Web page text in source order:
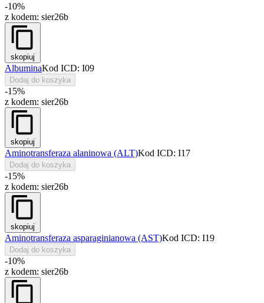
-10%
z kodem: sier26b
skopiuj
AlbuminaKod ICD: I09
Dodaj do koszyka
-15%
z kodem: sier26b
skopiuj
Aminotransferaza alaninowa (ALT)Kod ICD: I17
Dodaj do koszyka
-15%
z kodem: sier26b
skopiuj
Aminotransferaza asparaginianowa (AST)Kod ICD: I19
Dodaj do koszyka
-10%
z kodem: sier26b